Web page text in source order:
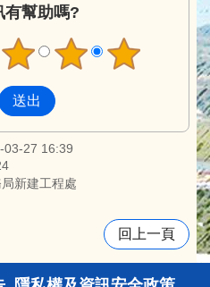
有幫助嗎?
03-27 16:39
新建工程處
回上一頁